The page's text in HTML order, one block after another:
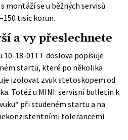
montáží se u běžných servisů
tisíc korun.
a vy přeslechnete
10-18-01TT doslova popisuje
startu, které po několika
izolovat zvuk stetoskopem od
Totéž u MINI: servisní bulletin k
při studeném startu a na
tolerancemi